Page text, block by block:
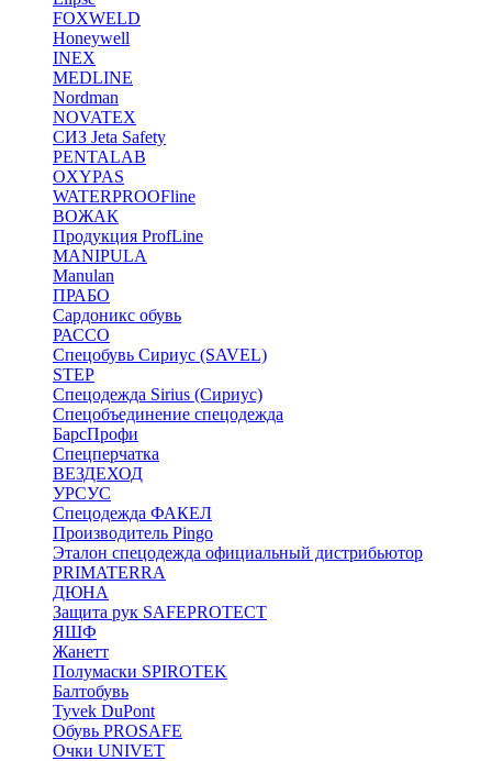
FOXWELD
Honeywell
INEX
MEDLINE
Nordman
NOVATEX
СИЗ Jeta Safety
PENTALAB
OXYPAS
WATERPROOFline
ВОЖАК
Продукция ProfLine
MANIPULA
Manulan
ПРАБО
Сардоникс обувь
РАССО
Спецобувь Сириус (SAVEL)
STEP
Спецодежда Sirius (Сириус)
Спецобъединение спецодежда
БарсПрофи
Спецперчатка
ВЕЗДЕХОД
УРСУС
Спецодежда ФАКЕЛ
Производитель Pingo
Эталон спецодежда официальный дистрибьютор
PRIMATERRA
ДЮНА
Защита рук SAFEPROTECT
ЯШФ
Жанетт
Полумаски SPIROTEK
Балтобувь
Tyvek DuPont
Обувь PROSAFE
Очки UNIVET